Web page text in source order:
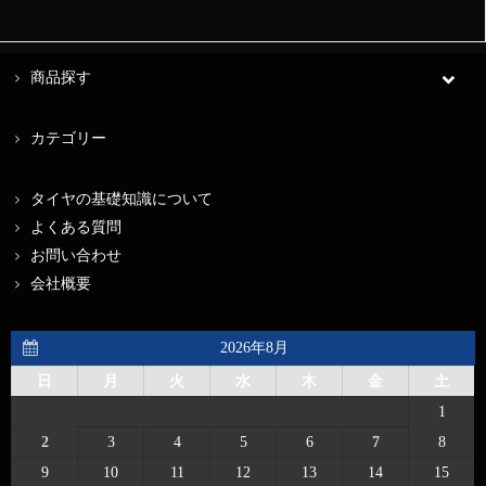
商品探す
カテゴリー
タイヤの基礎知識について
よくある質問
お問い合わせ
会社概要
2026年8月
日 月 火 水 木 金
土
1
2
3 4 5 6 7
8
9
10 11 12 13 14 15